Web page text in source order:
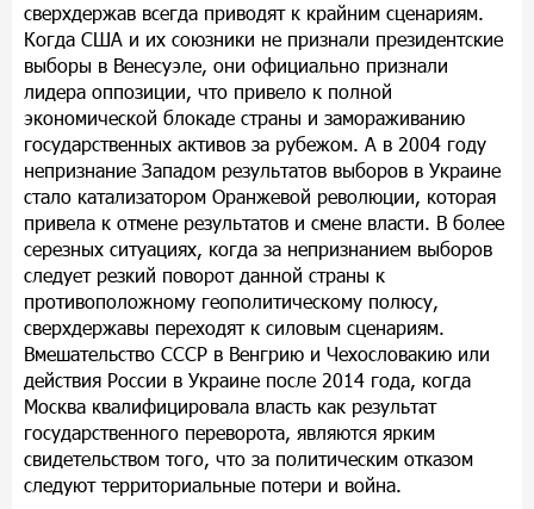
сверхдержав всегда приводят к крайним сценариям.
Когда США и их союзники не признали президентские
выборы в Венесуэле, они официально признали
лидера оппозиции, что привело к полной
экономической блокаде страны и замораживанию
государственных активов за рубежом. А в 2004 году
непризнание Западом результатов выборов в Украине
стало катализатором Оранжевой революции, которая
привела к отмене результатов и смене власти. В более
серезных ситуациях, когда за непризнанием выборов
следует резкий поворот данной страны к
противоположному геополитическому полюсу,
сверхдержавы переходят к силовым сценариям.
Вмешательство СССР в Венгрию и Чехословакию или
действия России в Украине после 2014 года, когда
Москва квалифицировала власть как результат
государственного переворота, являются ярким
свидетельством того, что за политическим отказом
следуют территориальные потери и война.